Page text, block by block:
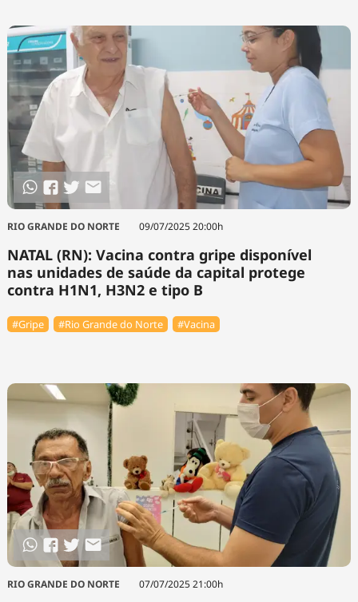
RIO GRANDE DO NORTE 09/07/2025 20:00h
NATAL (RN): Vacina contra gripe disponível
nas unidades de saúde da capital protege
contra H1N1, H3N2 e tipo B
#Gripe #Rio Grande do Norte #Vacina
RIO GRANDE DO NORTE 07/07/2025 21:00h